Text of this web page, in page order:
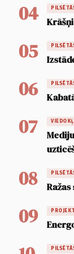
04
05
06
07 VIEDOKĻI
08
09